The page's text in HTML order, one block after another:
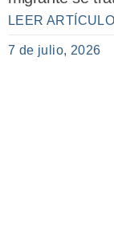
LEER
7 de julio, 2026